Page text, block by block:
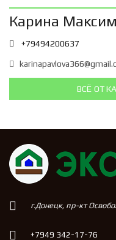
Карина
+79494200637
ВСЁ ОТ
г.Донецк, пр-кт
+7949 342-17-76